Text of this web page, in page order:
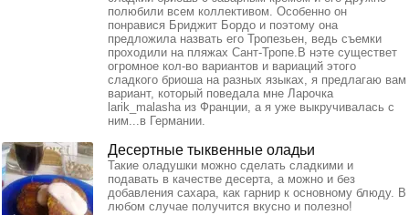
полюбили всем коллективом. Особенно он
понравися Бриджит Бордо и поэтому она
предложила назвать его Тропезьен, ведь съемки
проходили на пляжах Сант-Тропе.В нэте существет
огромное кол-во вариантов и вариаций этого
сладкого бриоша на разных языках, я предлагаю вам
вариант, который поведала мне Ларочка
larik_malasha из Франции, а я уже выкручивалась с
ним...в Германии.
Десертные тыквенные оладьи
Такие оладушки можно сделать сладкими и
подавать в качестве десерта, а можно и без
добавления сахара, как гарнир к основному блюду. В
любом случае получится вкусно и полезно!